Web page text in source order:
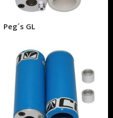
Peg´s GL